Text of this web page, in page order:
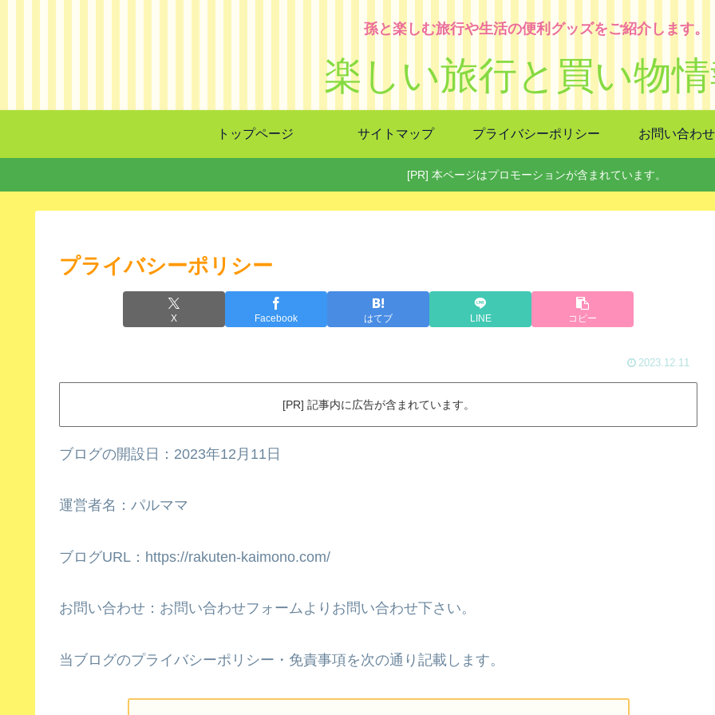
孫と楽しむ旅行や生活の便利グッズをご紹介します。
楽しい旅行と買い物
トップページ サイトマップ プライバシーポリシー お問い合わせ
[PR] 本ページはプロモーションが含まれています。
プライバシーポリシー
X Facebook はてブ LINE コピー
2023.12.11
[PR] 記事内に広告が含まれています。
ブログの開設日：2023年12月11日
運営者名：パルママ
ブログURL：https://rakuten-kaimono.com/
お問い合わせ：お問い合わせフォームよりお問い合わせ下さい。
当ブログのプライバシーポリシー・免責事項を次の通り記載します。